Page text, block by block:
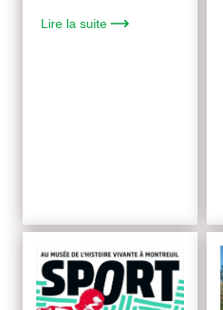
Lire la suite